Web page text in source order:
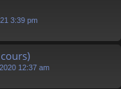
3:39 pm
12:37 am